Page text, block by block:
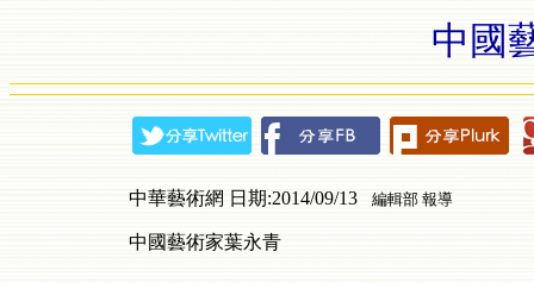
中國
中華藝術網 日期:2014/09/13 編輯部 報導
中國藝術家葉永青